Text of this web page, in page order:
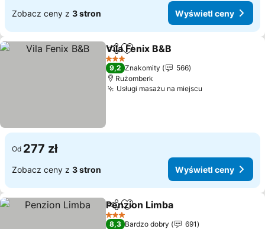
Zobacz ceny z 3 stron Wyświetl ceny
Udostępnij
Dodaj do ulubionych
Vila Fenix B&B
3 Kategoria
9,2 Znakomity
566
Rużomberk
Usługi masażu na miejscu
Od 277 zł
Zobacz ceny z 3 stron Wyświetl ceny
Udostępnij
Dodaj do ulubionych
Penzion Limba
3 Kategoria
8,3 Bardzo dobry
691